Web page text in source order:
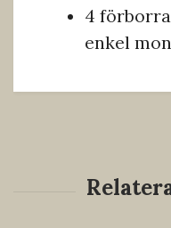
4
enkel